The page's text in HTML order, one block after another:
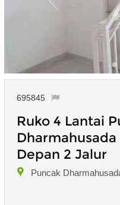
695845
Ruko 4 Lantai
Depan 2 Jalur
Puncak